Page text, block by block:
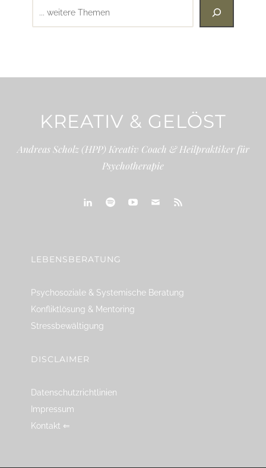
KREATIV & GELÖST
Andreas Scholz (HPP) Kreativ Coach & Heilpraktiker für
Psychotherapie
LEBENSBERATUNG
Psychosoziale & Systemische Beratung
Konfliktlösung & Mentoring
Stressbewältigung
DISCLAIMER
Datenschutzrichtlinien
Impressum
Kontakt ⇐